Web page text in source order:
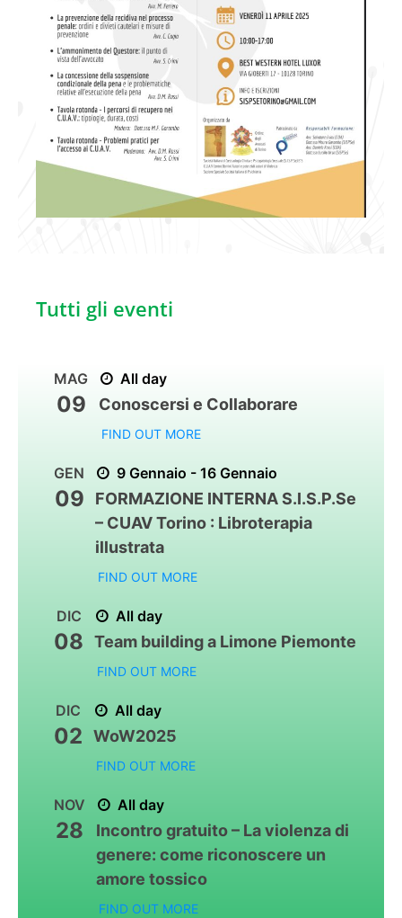
Tutti gli eventi
MAG
09
All day
Conoscersi e Collaborare
FIND OUT MORE
GEN
09
9 Gennaio - 16 Gennaio
FORMAZIONE INTERNA S.I.S.P.Se
– CUAV Torino : Libroterapia
illustrata
FIND OUT MORE
DIC
08
All day
Team building a Limone Piemonte
FIND OUT MORE
DIC
02
All day
WoW2025
FIND OUT MORE
NOV
28
All day
Incontro gratuito – La violenza di
genere: come riconoscere un
amore tossico
FIND OUT MORE